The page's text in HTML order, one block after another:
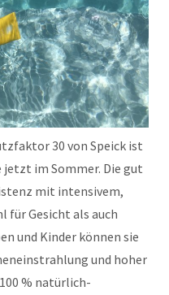
30 von Speick ist
jetzt im Sommer. Die gut
mit intensivem,
für Gesicht als auch
und Kinder können sie
und hoher
% natürlich-